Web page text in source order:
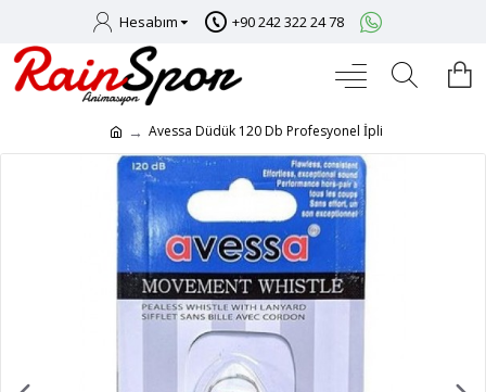
Hesabım +90 242 322 24 78
Avessa Düdük 120 Db Profesyonel İpli